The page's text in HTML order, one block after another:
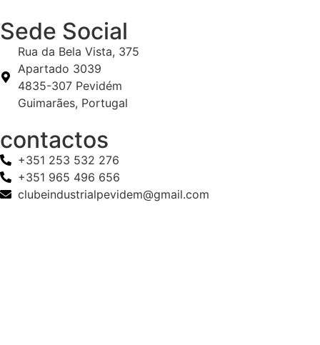
Sede Social
Rua da Bela Vista, 375
Apartado 3039
4835-307 Pevidém
Guimarães, Portugal
contactos
+351 253 532 276
+351 965 496 656
clubeindustrialpevidem@gmail.com